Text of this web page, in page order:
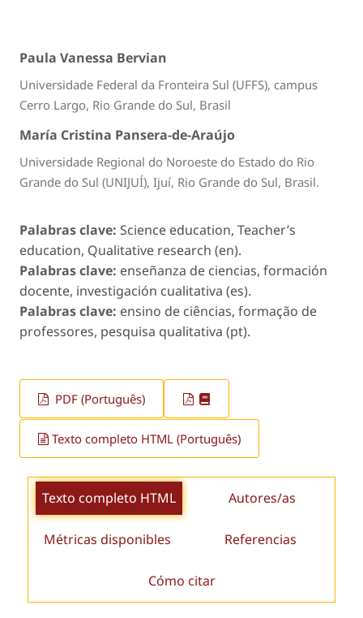
Paula Vanessa Bervian
Universidade Federal da Fronteira Sul (UFFS), campus
Cerro Largo, Rio Grande do Sul, Brasil
María Cristina Pansera-de-Araújo
Universidade Regional do Noroeste do Estado do Rio
Grande do Sul (UNIJUÍ), Ijuí, Rio Grande do Sul, Brasil.
Palabras clave: Science education, Teacher’s
education, Qualitative research (en).
Palabras clave: enseñanza de ciencias, formación
docente, investigación cualitativa (es).
Palabras clave: ensino de ciências, formação de
professores, pesquisa qualitativa (pt).
PDF (Português)
Texto completo HTML (Português)
Texto completo HTML Autores/as
Métricas disponibles Referencias
Cómo citar